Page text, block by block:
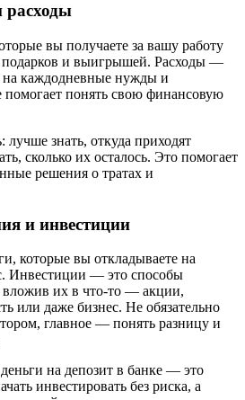
расходы
вы получаете за вашу работу
подарков и выигрышей. Расходы —
на каждодневные нужды и
помогает понять свою финансовую
лучше знать, откуда приходят
сколько их осталось. Это помогает
решения о тратах и
и инвестиции
которые вы откладываете на
Инвестиции — это способы
вложив их в что-то — акции,
или даже бизнес. Не обязательно
главное — понять разницу и
на депозит в банке — это
инвестировать без риска, а